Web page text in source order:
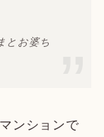
とお婆ち
ンションで